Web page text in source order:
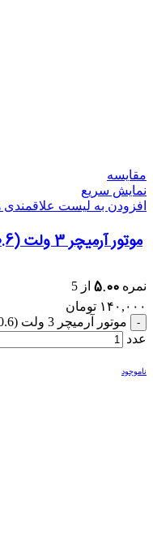
مقایسه
نمایش سریع
افزودن به لیست علاقمندی
نمره 5.00 از 5
۱۴۰,۰۰۰ تومان
عدد
ناموجود